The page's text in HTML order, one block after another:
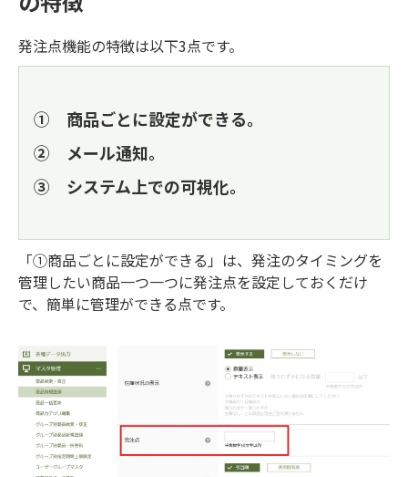
発注点機能の特徴は以下3点です。
① 商品ごとに設定ができる。
② メール通知。
③ システム上での可視化。
「①商品ごとに設定ができる」は、発注のタイミングを
管理したい商品一つ一つに発注点を設定しておくだけ
で、簡単に管理ができる点です。